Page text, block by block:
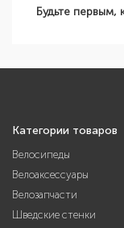
Будьте первым,
Категории товаров
Велосипеды
Велоаксессуары
Велозапчасти
Шведские стенки